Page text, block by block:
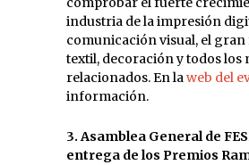
industria de la impresión
comunicación visual, el
textil, decoración y todos los
relacionados. En laweb del
información.
3. Asamblea General de
entrega de los Premios